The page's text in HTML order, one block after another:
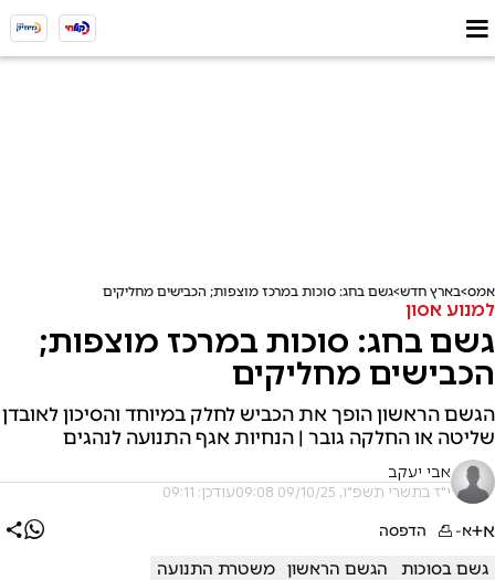
אמס בארץ חדש גשם בחג: סוכות במרכז מוצפות; הכבישים מחליקים
למנוע אסון
גשם בחג: סוכות במרכז מוצפות;
הכבישים מחליקים
הגשם הראשון הופך את הכביש לחלק במיוחד והסיכון לאובדן
שליטה או החלקה גובר | הנחיות אגף התנועה לנהגים
אבי יעקב
י"ז בתשרי תשפ"ו, 09/10/25 09:08 עודכן: 09:11
א+א- הדפסה
גשם בסוכות הגשם הראשון משטרת התנועה